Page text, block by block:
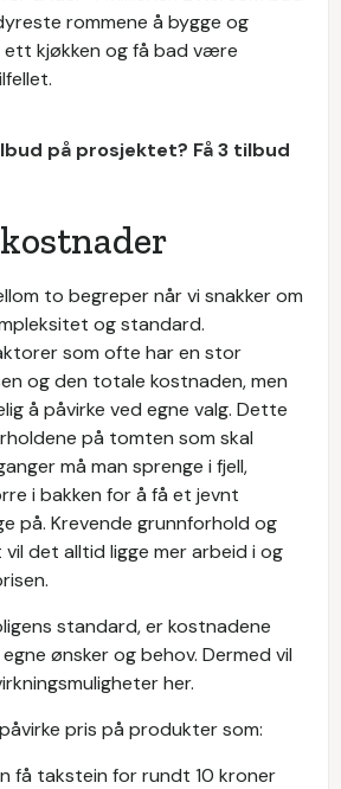
rommene å bygge og
ett kjøkken og få bad være
på prosjektet? Få 3 tilbud
to begreper når vi snakker om
og standard.
som ofte har en stor
og den totale kostnaden, men
å påvirke ved egne valg. Dette
på tomten som skal
må man sprenge i fjell,
i bakken for å få et jevnt
på. Krevende grunnforhold og
det alltid ligge mer arbeid i og
standard, er kostnadene
ønsker og behov. Dermed vil
her.
pris på produkter som:
få takstein for rundt 10 kroner